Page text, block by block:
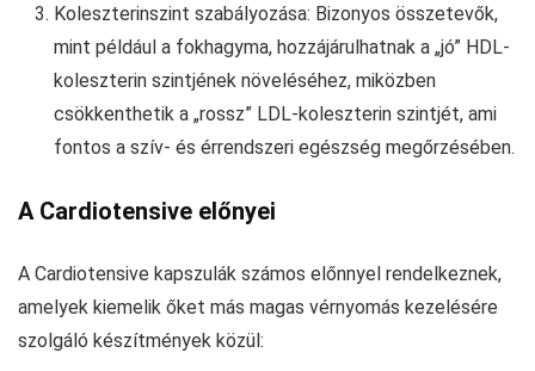
Koleszterinszint szabályozása: Bizonyos összetevők,
mint például a fokhagyma, hozzájárulhatnak a „jó” HDL-
koleszterin szintjének növeléséhez, miközben
csökkenthetik a „rossz” LDL-koleszterin szintjét, ami
fontos a szív- és érrendszeri egészség megőrzésében.
A Cardiotensive előnyei
A Cardiotensive kapszulák számos előnnyel rendelkeznek,
amelyek kiemelik őket más magas vérnyomás kezelésére
szolgáló készítmények közül: